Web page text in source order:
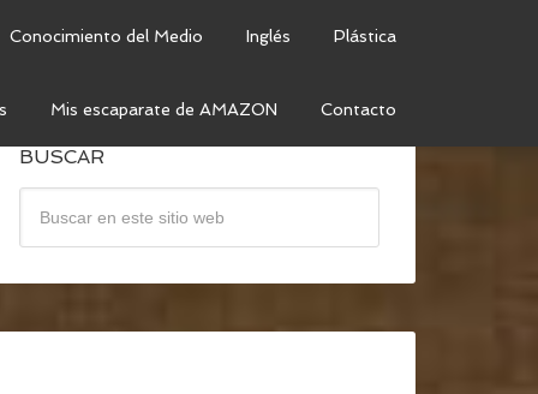
Conocimiento del Medio Inglés Plástica
Mis escaparate de AMAZON Contacto
BUSCAR